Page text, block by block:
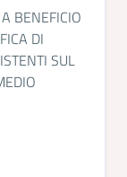
BENEFICIO
DI
SUL